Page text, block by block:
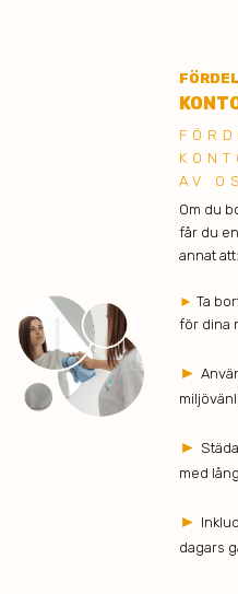
AV
Om du
får du
annat att:
►Ta
för dina
►
►
med
►
dagars